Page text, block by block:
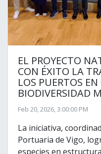
EL PROYECTO
CON ÉXITO LA
LOS PUERTOS EN
BIODIVERSIDAD
Feb 20, 2026, 3:00:00 PM
La iniciativa,
Portuaria de Vigo,
especies en